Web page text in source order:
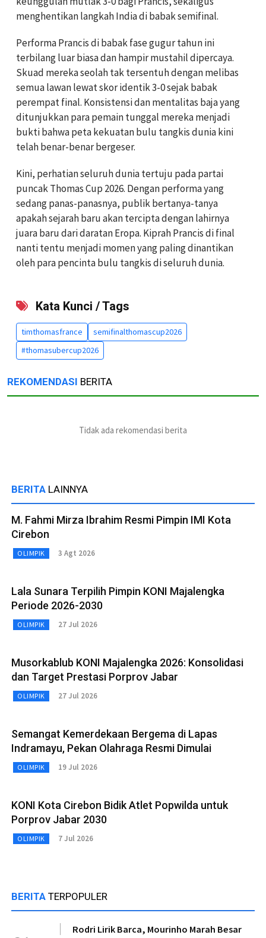
menghentikan langkah India di babak semifinal.
Performa Prancis di babak fase gugur tahun ini
terbilang luar biasa dan hampir mustahil dipercaya.
Skuad mereka seolah tak tersentuh dengan melibas
semua lawan lewat skor identik 3-0 sejak babak
perempat final. Konsistensi dan mentalitas baja yang
ditunjukkan para pemain tunggal mereka menjadi
bukti bahwa peta kekuatan bulu tangkis dunia kini
telah benar-benar bergeser.
Kini, perhatian seluruh dunia tertuju pada partai
puncak Thomas Cup 2026. Dengan performa yang
sedang panas-panasnya, publik bertanya-tanya
apakah sejarah baru akan tercipta dengan lahirnya
juara baru dari daratan Eropa. Kiprah Prancis di final
nanti tentu menjadi momen yang paling dinantikan
oleh para pencinta bulu tangkis di seluruh dunia.
Kata Kunci / Tags
timthomasfrance
semifinalthomascup2026
#thomasubercup2026
REKOMENDASI BERITA
Tidak ada rekomendasi berita
BERITA LAINNYA
M. Fahmi Mirza Ibrahim Resmi Pimpin IMI Kota
Cirebon
OLIMPIK 3 Agt 2026
Lala Sunara Terpilih Pimpin KONI Majalengka
Periode 2026-2030
OLIMPIK 27 Jul 2026
Musorkablub KONI Majalengka 2026: Konsolidasi
dan Target Prestasi Porprov Jabar
OLIMPIK 27 Jul 2026
Semangat Kemerdekaan Bergema di Lapas
Indramayu, Pekan Olahraga Resmi Dimulai
OLIMPIK 19 Jul 2026
KONI Kota Cirebon Bidik Atlet Popwilda untuk
Porprov Jabar 2030
OLIMPIK 7 Jul 2026
BERITA TERPOPULER
Rodri Lirik Barca, Mourinho Marah Besar